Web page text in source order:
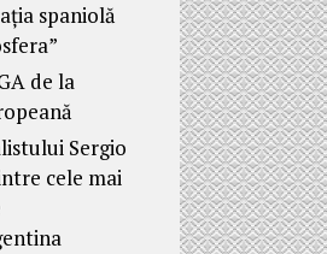
spaniolă
de la
Sergio
cele mai